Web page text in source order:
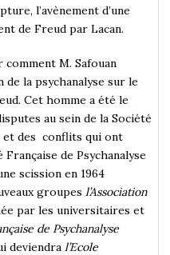
l’avènement d’une
de Freud par Lacan.
M. Safouan
la psychanalyse sur le
Cet homme a été le
au sein de la Société
et des conflits qui ont
de Psychanalyse
scission en 1964
groupes l’Association
par les universitaires et
de Psychanalyse
deviendra l’Ecole